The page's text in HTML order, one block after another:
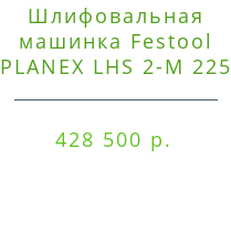
Шлифовальная
машинка Festool
PLANEX LHS 2-M 225
428 500 р.